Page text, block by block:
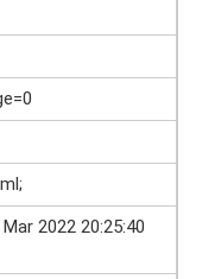
2022 20:25:40